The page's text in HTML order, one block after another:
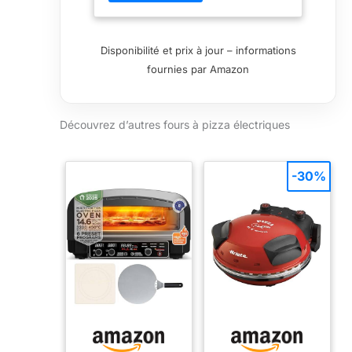
La pierre à pizza amovible (32 x
32 cm) retient la chaleur pendant
dorée, comme une pizza cuite au
température indépendant -
four à pizza est équipé de
résistances indépendantes pour
le haut et le bas, garantissant
une répartition uniforme de la
chaleur pour une cuisson rapide
et homogène. La pierre à pizza
conserve la chaleur, accélérant le
processus de cuisson pour que
pizza préférée en quelques
Disponibilité et prix à jour – informations
fournies par Amazon
Découvrez d’autres fours à pizza électriques
-30%